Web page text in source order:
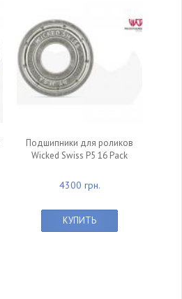
Подшипники для роликов
Wicked Swiss P5 16 Pack
4300 грн.
КУПИТЬ